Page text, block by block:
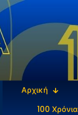
Αρχική
100 Χρόνια